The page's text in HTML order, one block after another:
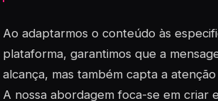
Ao adaptarmos o conteúdo às
plataforma, garantimos que a
alcança, mas também capta a
A nossa abordagem foca-se em criar